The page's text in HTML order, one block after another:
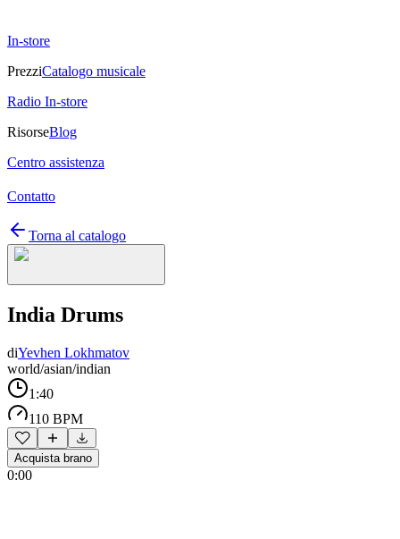
In-store
PrezziCatalogo musicale
Radio In-store
RisorseBlog
Centro assistenza
Contatto
Torna al catalogo
India Drums
diYevhen Lokhmatov
world/asian/indian
1:40
110 BPM
Acquista brano
0:00